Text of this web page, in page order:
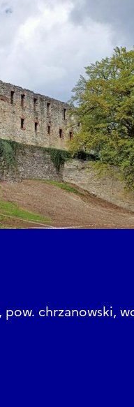
Szymaszkiewicz
Tuiles du château de
Première étape de la
café
du château de
Bogusz
Discussion, résumé et
pow. chrzanowski,